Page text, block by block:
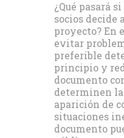
¿Qué pasará
socios decide
proyecto? En
evitar
preferible
principio y
documento
determinen
aparición de
situaciones
documento